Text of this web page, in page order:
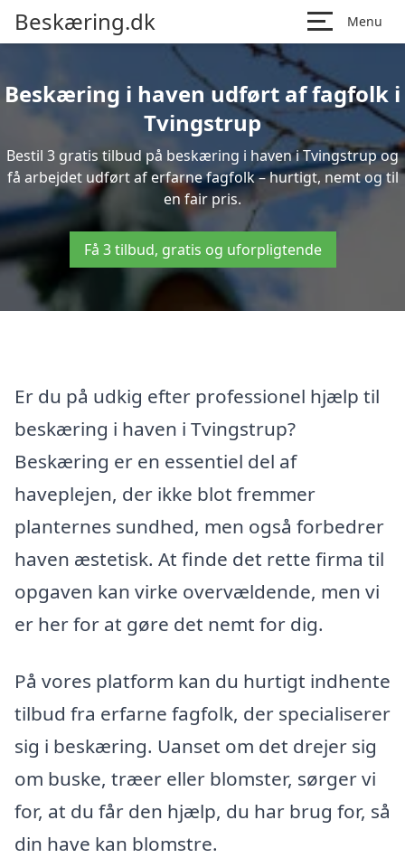
Beskæring.dk Menu
Beskæring i haven udført af fagfolk i
Tvingstrup
Bestil 3 gratis tilbud på beskæring i haven i Tvingstrup og
få arbejdet udført af erfarne fagfolk – hurtigt, nemt og til
en fair pris.
Få 3 tilbud, gratis og uforpligtende
Er du på udkig efter professionel hjælp til
beskæring i haven i Tvingstrup?
Beskæring er en essentiel del af
haveplejen, der ikke blot fremmer
planternes sundhed, men også forbedrer
haven æstetisk. At finde det rette firma til
opgaven kan virke overvældende, men vi
er her for at gøre det nemt for dig.
På vores platform kan du hurtigt indhente
tilbud fra erfarne fagfolk, der specialiserer
sig i beskæring. Uanset om det drejer sig
om buske, træer eller blomster, sørger vi
for, at du får den hjælp, du har brug for, så
din have kan blomstre.